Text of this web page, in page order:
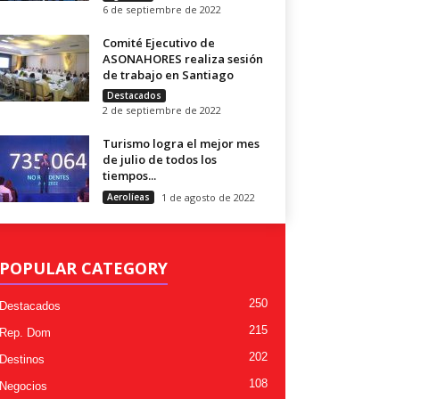
6 de septiembre de 2022
Comité Ejecutivo de
ASONAHORES realiza sesión
de trabajo en Santiago
Destacados
2 de septiembre de 2022
Turismo logra el mejor mes
de julio de todos los
tiempos...
Aerolíeas 1 de agosto de 2022
POPULAR CATEGORY
Destacados 250
Rep. Dom 215
Destinos 202
Negocios 108